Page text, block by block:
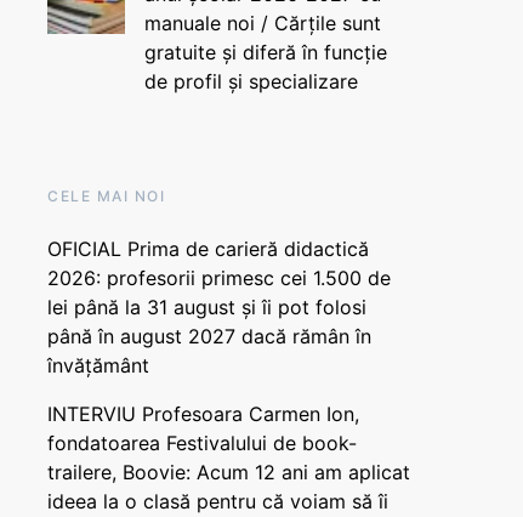
manuale noi / Cărțile sunt
gratuite și diferă în funcție
de profil și specializare
CELE MAI NOI
OFICIAL Prima de carieră didactică
2026: profesorii primesc cei 1.500 de
lei până la 31 august și îi pot folosi
până în august 2027 dacă rămân în
învățământ
INTERVIU Profesoara Carmen Ion,
fondatoarea Festivalului de book-
trailere, Boovie: Acum 12 ani am aplicat
ideea la o clasă pentru că voiam să îi